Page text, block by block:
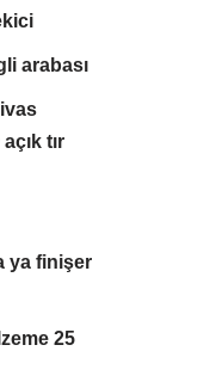
arabası
tır
ya finişer
25